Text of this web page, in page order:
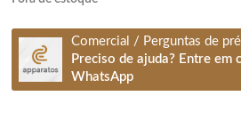
Comercial / Perguntas de
Preciso de ajuda? Entre em
WhatsApp